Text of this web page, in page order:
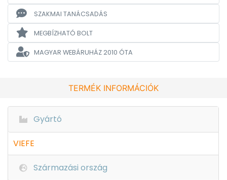
SZAKMAI TANÁCSADÁS
MEGBÍZHATÓ BOLT
MAGYAR WEBÁRUHÁZ2010 ÓTA
TERMÉK INFORMÁCIÓK
Gyártó
VIEFE
Származási ország